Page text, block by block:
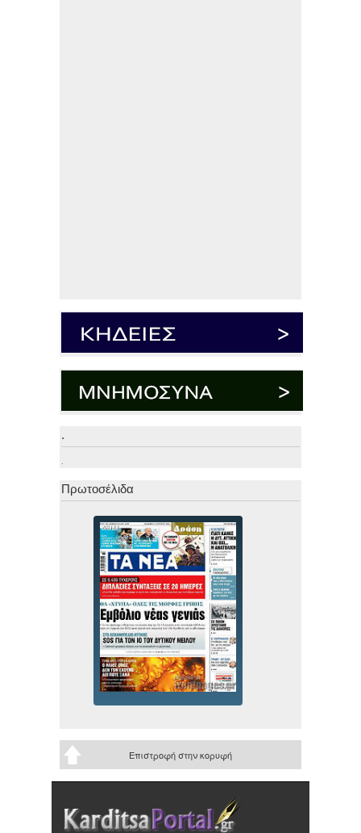
.
.
Πρωτοσέλιδα
Επιστροφή στην κορυφή